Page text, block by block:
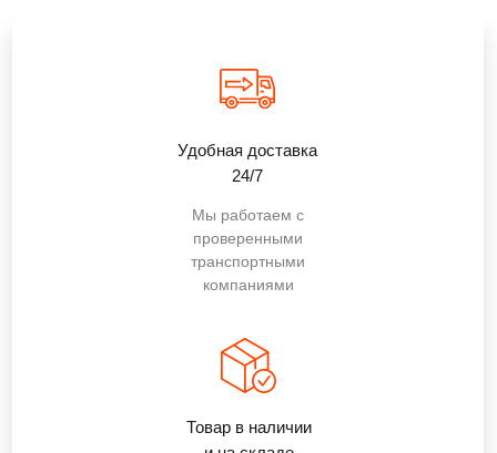
Удобная доставка
24/7
Товар в наличии
Мы работаем с
проверенными
транспортными
компаниями